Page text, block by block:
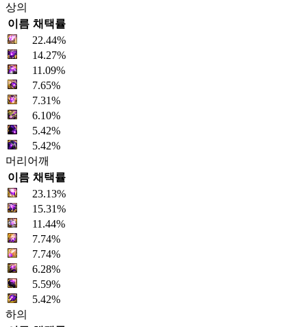
상의
이름 채택률
22.44%
14.27%
11.09%
7.65%
7.31%
6.10%
5.42%
5.42%
머리어깨
이름 채택률
23.13%
15.31%
11.44%
7.74%
7.74%
6.28%
5.59%
5.42%
하의